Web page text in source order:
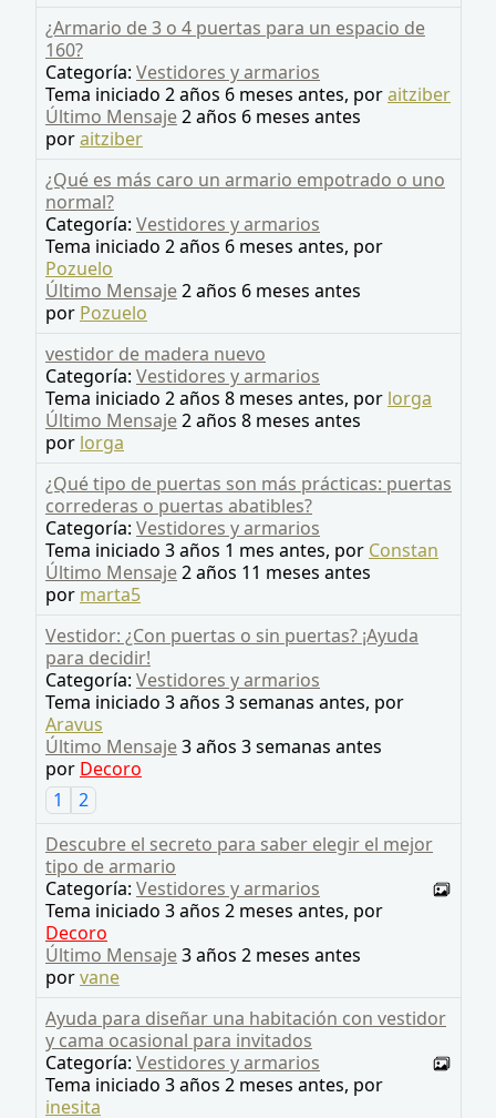
¿Armario de 3 o 4 puertas para un espacio de
160?
Categoría: Vestidores y armarios
Tema iniciado 2 años 6 meses antes, poraitziber
Último Mensaje2 años 6 meses antes
poraitziber
¿Qué es más caro un armario empotrado o uno
normal?
Categoría: Vestidores y armarios
Tema iniciado 2 años 6 meses antes, por
Pozuelo
Último Mensaje2 años 6 meses antes
por Pozuelo
vestidor de madera nuevo
Categoría: Vestidores y armarios
Tema iniciado 2 años 8 meses antes, por lorga
Último Mensaje2 años 8 meses antes
por lorga
¿Qué tipo de puertas son más prácticas: puertas
correderas o puertas abatibles?
Categoría: Vestidores y armarios
Tema iniciado 3 años 1 mes antes, por Constan
Último Mensaje2 años 11 meses antes
por marta5
Vestidor: ¿Con puertas o sin puertas? ¡Ayuda
para decidir!
Categoría: Vestidores y armarios
Tema iniciado 3 años 3 semanas antes, por
Aravus
Último Mensaje3 años 3 semanas antes
por Decoro
1
2
Descubre el secreto para saber elegir el mejor
tipo de armario
Categoría: Vestidores y armarios
Tema iniciado 3 años 2 meses antes, por
Decoro
Último Mensaje3 años 2 meses antes
porvane
Ayuda para diseñar una habitación con vestidor
y cama ocasional para invitados
Categoría: Vestidores y armarios
Tema iniciado 3 años 2 meses antes, por
inesita